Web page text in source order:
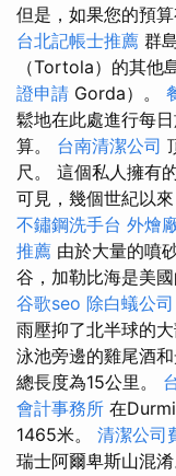
但是，如果您的預
台北記帳士推薦 群
（Tortola）的其他
證申請 Gorda）。
鬆地在此處進行每
算。 台南清潔公司
尺。 這個私人擁有
可見，幾個世紀以
不鏽鋼洗手台 外燴
推薦 由於大量的噴
谷，加勒比海是美
谷歌seo 除白蟻公司
雨壓抑了北半球的
泳池旁邊的雞尾酒
總長度為15公里。
會計事務所 在
1465米。 清潔公司
瑞士阿爾卑斯山混淆